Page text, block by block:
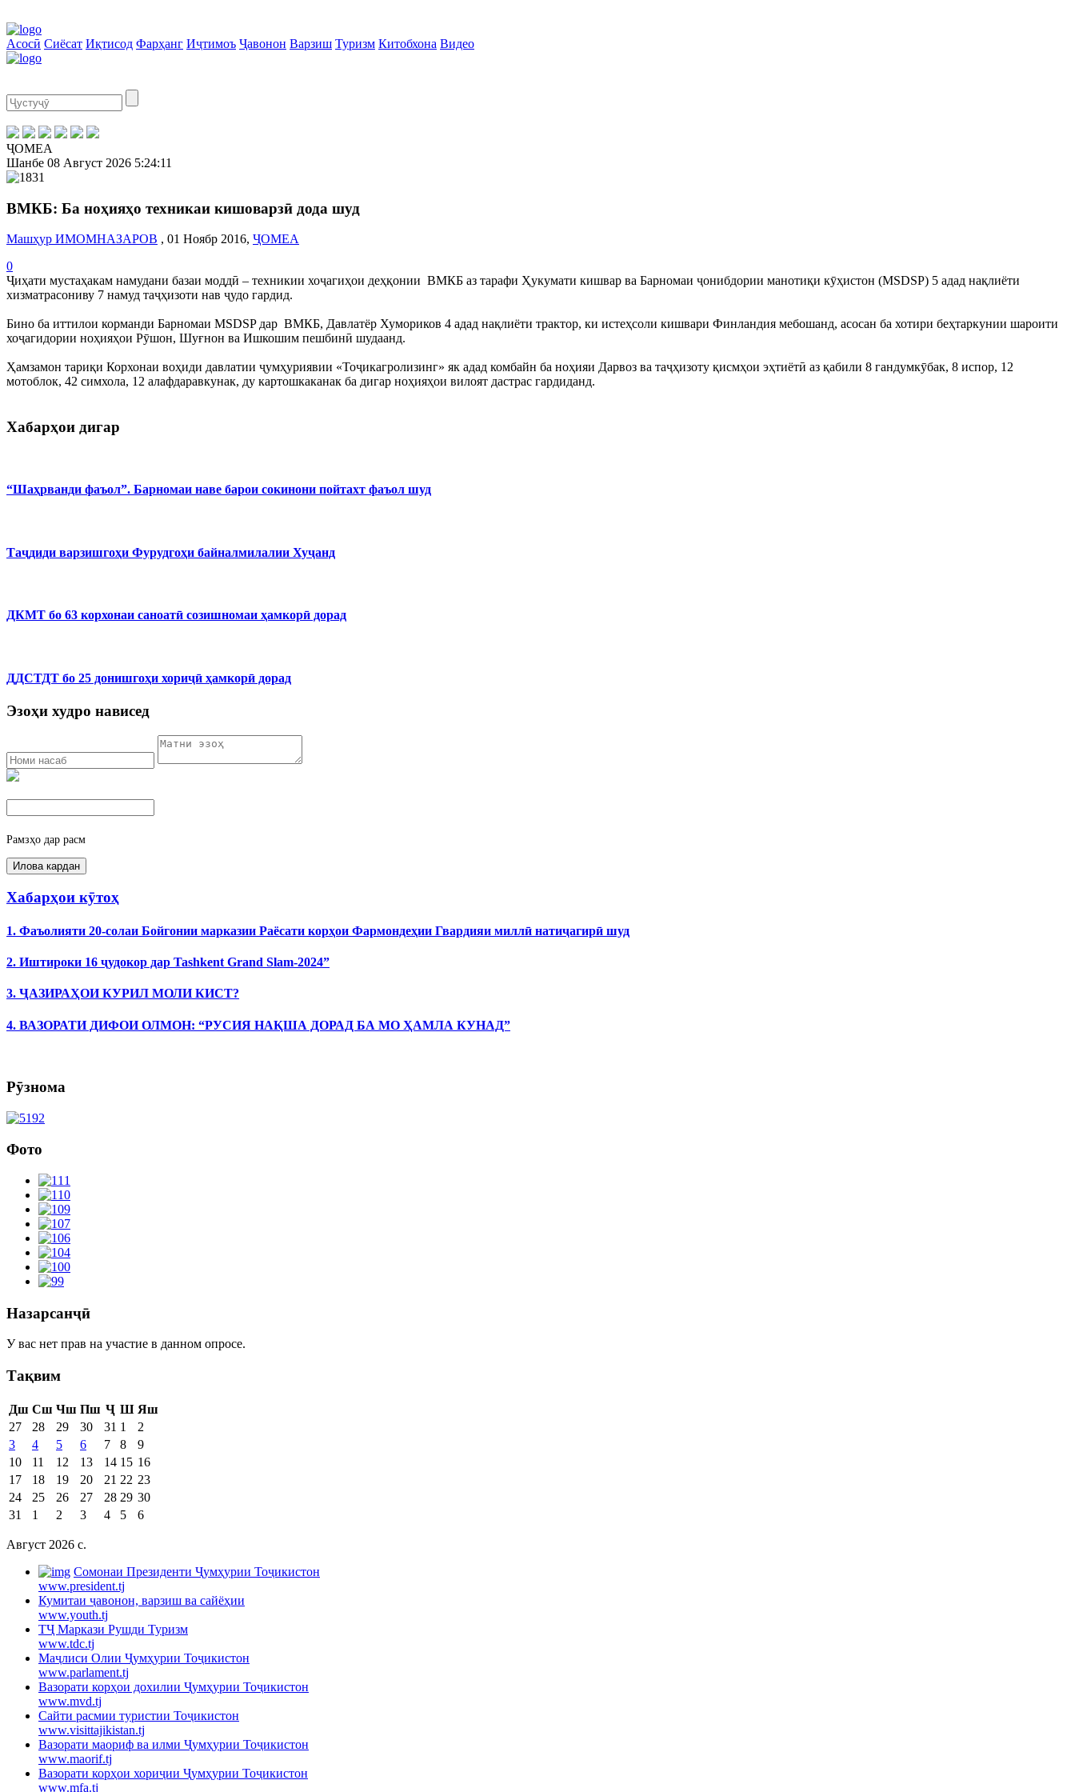
Асосӣ Сиёсат Иқтисод Фарҳанг Иҷтимоъ Ҷавонон Варзиш Туризм Китобхона Видео
ҶОМЕА
Шанбе 08 Август 2026 5:24:12
ВМКБ: Ба ноҳияҳо техникаи кишоварзӣ дода шуд
Машҳур ИМОМНАЗАРОВ , 01 Ноябр 2016, ҶОМЕА
0
Ҷиҳати мустаҳакам намудани базаи моддӣ – техникии хоҷагиҳои деҳқонии ВМКБ аз тарафи Ҳукумати кишвар ва Барномаи ҷонибдории манотиқи кӯҳистон (MSDSP) 5 адад нақлиёти
хизматрасониву 7 намуд таҷҳизоти нав ҷудо гардид.
Бино ба иттилои корманди Барномаи MSDSP дар ВМКБ, Давлатёр Хумориков 4 адад нақлиёти трактор, ки истеҳсоли кишвари Финландия мебошанд, асосан ба хотири беҳтаркунии шароити
хоҷагидории ноҳияҳои Рӯшон, Шуғнон ва Ишкошим пешбинӣ шудаанд.
Ҳамзамон тариқи Корхонаи воҳиди давлатии ҷумҳуриявии «Тоҷикагролизинг» як адад комбайн ба ноҳияи Дарвоз ва таҷҳизоту қисмҳои эҳтиётӣ аз қабили 8 гандумкӯбак, 8 испор, 12
мотоблок, 42 симхола, 12 алафдаравкунак, ду картошкаканак ба дигар ноҳияҳои вилоят дастрас гардиданд.
Хабарҳои дигар
“Шаҳрванди фаъол”. Барномаи наве барои сокинони пойтахт фаъол шуд
Таҷдиди варзишгоҳи Фурудгоҳи байналмилалии Хуҷанд
ДКМТ бо 63 корхонаи саноатӣ созишномаи ҳамкорӣ дорад
ДДСТДТ бо 25 донишгоҳи хориҷӣ ҳамкорӣ дорад
Эзоҳи худро нависед
Рамзҳо дар расм
Хабарҳои кӯтоҳ
1. Фаъолияти 20-солаи Бойгонии марказии Раёсати корҳои Фармондеҳии Гвардияи миллӣ натиҷагирӣ шуд
2. Иштироки 16 ҷудокор дар Tashkent Grand Slam-2024”
3. ҶАЗИРАҲОИ КУРИЛ МОЛИ КИСТ?
4. ВАЗОРАТИ ДИФОИ ОЛМОН: “РУСИЯ НАҚША ДОРАД БА МО ҲАМЛА КУНАД”
Рӯзнома
Фото
Назарсанҷӣ
У вас нет прав на участие в данном опросе.
Тақвим
Дш Сш Чш Пш Ҷ Ш Яш
27
28 29 30 31 1
2
3
4 5 6 7 8
9
10
11 12 13 14 15 16
17
18 19 20 21 22 23
24
25 26 27 28 29 30
31
1 2 3 4 5 6
Август 2026 c.
Cомонаи Президенти Ҷумҳурии Тоҷикистон
www.president.tj
Кумитаи ҷавонон, варзиш ва сайёҳии
www.youth.tj
ТҶ Маркази Рушди Туризм
www.tdc.tj
Маҷлиси Олии Ҷумҳурии Тоҷикистон
www.parlament.tj
Вазорати корҳои дохилии Ҷумҳурии Тоҷикистон
www.mvd.tj
Сайти расмии туристии Тоҷикистон
www.visittajikistan.tj
Вазорати маориф ва илми Ҷумҳурии Тоҷикистон
www.maorif.tj
Вазорати корҳои хориҷии Ҷумҳурии Тоҷикистон
www.mfa.tj